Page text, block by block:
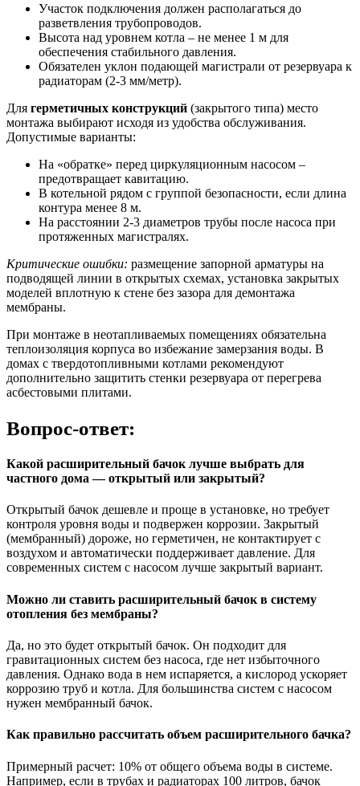
Участок подключения должен располагаться до
разветвления трубопроводов.
Высота над уровнем котла – не менее 1 м для
обеспечения стабильного давления.
Обязателен уклон подающей магистрали от резервуара к
радиаторам (2-3 мм/метр).
Для герметичных конструкций (закрытого типа) место
монтажа выбирают исходя из удобства обслуживания.
Допустимые варианты:
На «обратке» перед циркуляционным насосом –
предотвращает кавитацию.
В котельной рядом с группой безопасности, если длина
контура менее 8 м.
На расстоянии 2-3 диаметров трубы после насоса при
протяженных магистралях.
Критические ошибки: размещение запорной арматуры на
подводящей линии в открытых схемах, установка закрытых
моделей вплотную к стене без зазора для демонтажа
мембраны.
При монтаже в неотапливаемых помещениях обязательна
теплоизоляция корпуса во избежание замерзания воды. В
домах с твердотопливными котлами рекомендуют
дополнительно защитить стенки резервуара от перегрева
асбестовыми плитами.
Вопрос-ответ:
Какой расширительный бачок лучше выбрать для
частного дома — открытый или закрытый?
Открытый бачок дешевле и проще в установке, но требует
контроля уровня воды и подвержен коррозии. Закрытый
(мембранный) дороже, но герметичен, не контактирует с
воздухом и автоматически поддерживает давление. Для
современных систем с насосом лучше закрытый вариант.
Можно ли ставить расширительный бачок в систему
отопления без мембраны?
Да, но это будет открытый бачок. Он подходит для
гравитационных систем без насоса, где нет избыточного
давления. Однако вода в нем испаряется, а кислород ускоряет
коррозию труб и котла. Для большинства систем с насосом
нужен мембранный бачок.
Как правильно рассчитать объем расширительного бачка?
Примерный расчет: 10% от общего объема воды в системе.
Например, если в трубах и радиаторах 100 литров, бачок